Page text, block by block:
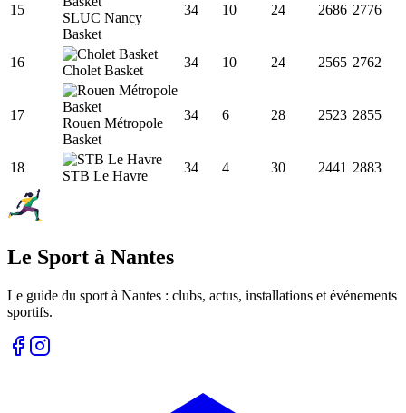
15
SLUC Nancy
Basket
34 10 24 2686 2776
16
Cholet Basket
34 10 24 2565 2762
17
Rouen Métropole
Basket
34 6 28 2523 2855
18
STB Le Havre
34 4 30 2441 2883
Le Sport à Nantes
Le guide du sport à Nantes : clubs, actus, installations et événements
sportifs.